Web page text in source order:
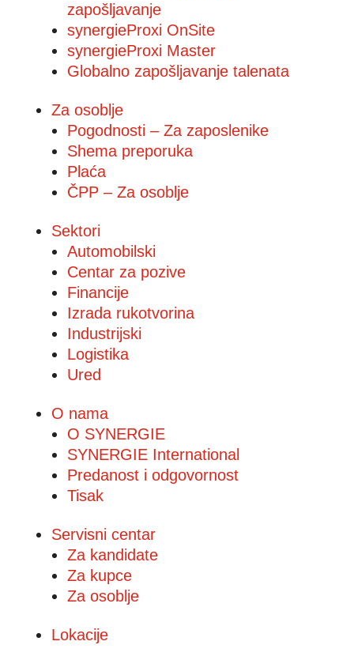
zapošljavanje
synergieProxi OnSite
synergieProxi Master
Globalno zapošljavanje talenata
Za osoblje
Pogodnosti – Za zaposlenike
Shema preporuka
Plaća
ČPP – Za osoblje
Sektori
Automobilski
Centar za pozive
Financije
Izrada rukotvorina
Industrijski
Logistika
Ured
O nama
O SYNERGIE
SYNERGIE International
Predanost i odgovornost
Tisak
Servisni centar
Za kandidate
Za kupce
Za osoblje
Lokacije